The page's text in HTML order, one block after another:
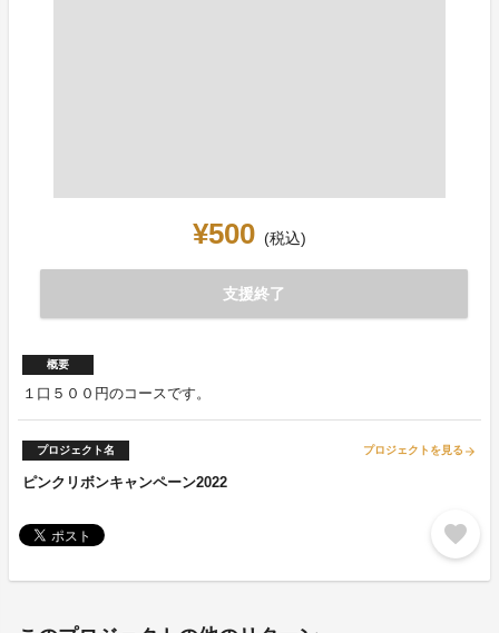
¥500 (税込)
支援終了
概要
１口５００円のコースです。
プロジェクト名 プロジェクトを見る arrow_forward
ピンクリボンキャンペーン2022
favorite